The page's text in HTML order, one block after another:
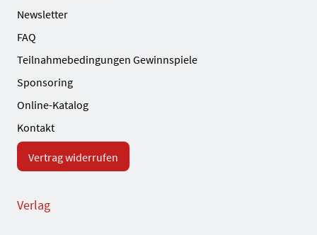
Newsletter
FAQ
Teilnahmebedingungen Gewinnspiele
Sponsoring
Online-Katalog
Kontakt
Vertrag widerrufen
Verlag